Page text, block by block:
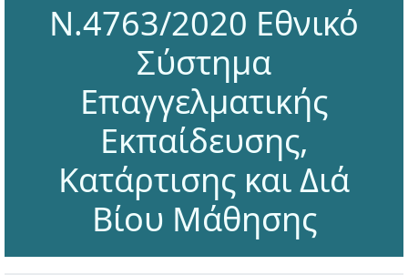
Ν.4763/2020 Εθνικό
Σύστημα
Επαγγελματικής
Εκπαίδευσης,
Κατάρτισης και Διά
Βίου Μάθησης